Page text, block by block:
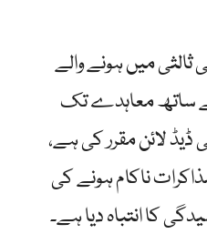
ثالثی میں ہونے والے
ساتھ معاہدے تک
لائن مقرر کی ہے،
ناکام ہونے کی
کا انتباہ دیا ہے۔